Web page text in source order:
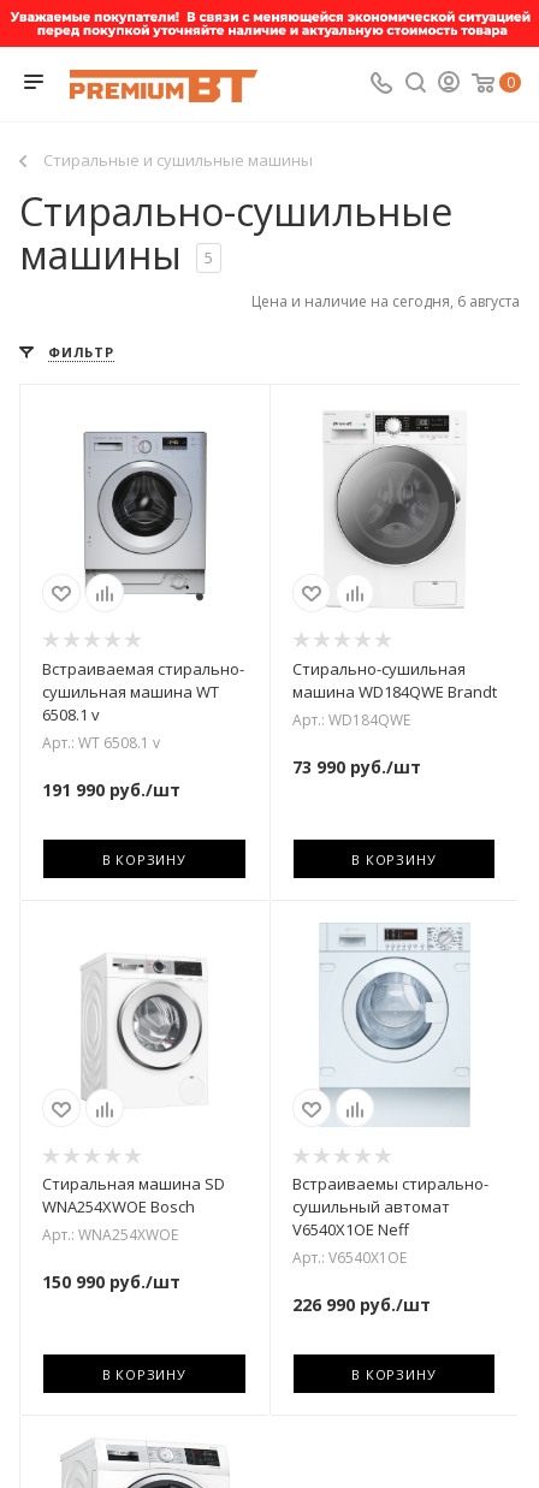
0
Стиральные и сушильные машины
Стирально-сушильные
машины
5
Цена и наличие на сегодня, 6 августа
ФИЛЬТР
Встраиваемая стирально-
сушильная машина WT
6508.1 v
Арт.: WT 6508.1 v
191 990 руб./шт
В КОРЗИНУ
Стирально-сушильная
машина WD184QWE Brandt
Арт.: WD184QWE
73 990руб./шт
В КОРЗИНУ
Стиральная машина SD
WNA254XWOE Bosch
Арт.: WNA254XWOE
150 990 руб./шт
В КОРЗИНУ
Встраиваемы стирально-
сушильный автомат
V6540X1OE Neff
Арт.: V6540X1OE
226 990руб./шт
В КОРЗИНУ